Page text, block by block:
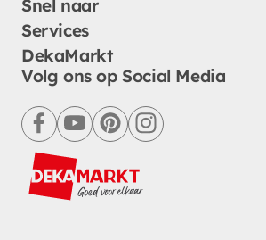
Snel naar
Services
DekaMarkt
Volg ons op Social Media
facebookyoutubepinterestinstagram